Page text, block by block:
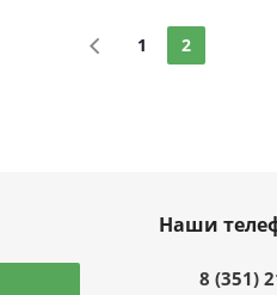
1 2
Наши
8 (351)